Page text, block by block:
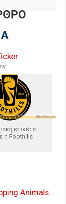
ετικέτα
η Foothills
Animals